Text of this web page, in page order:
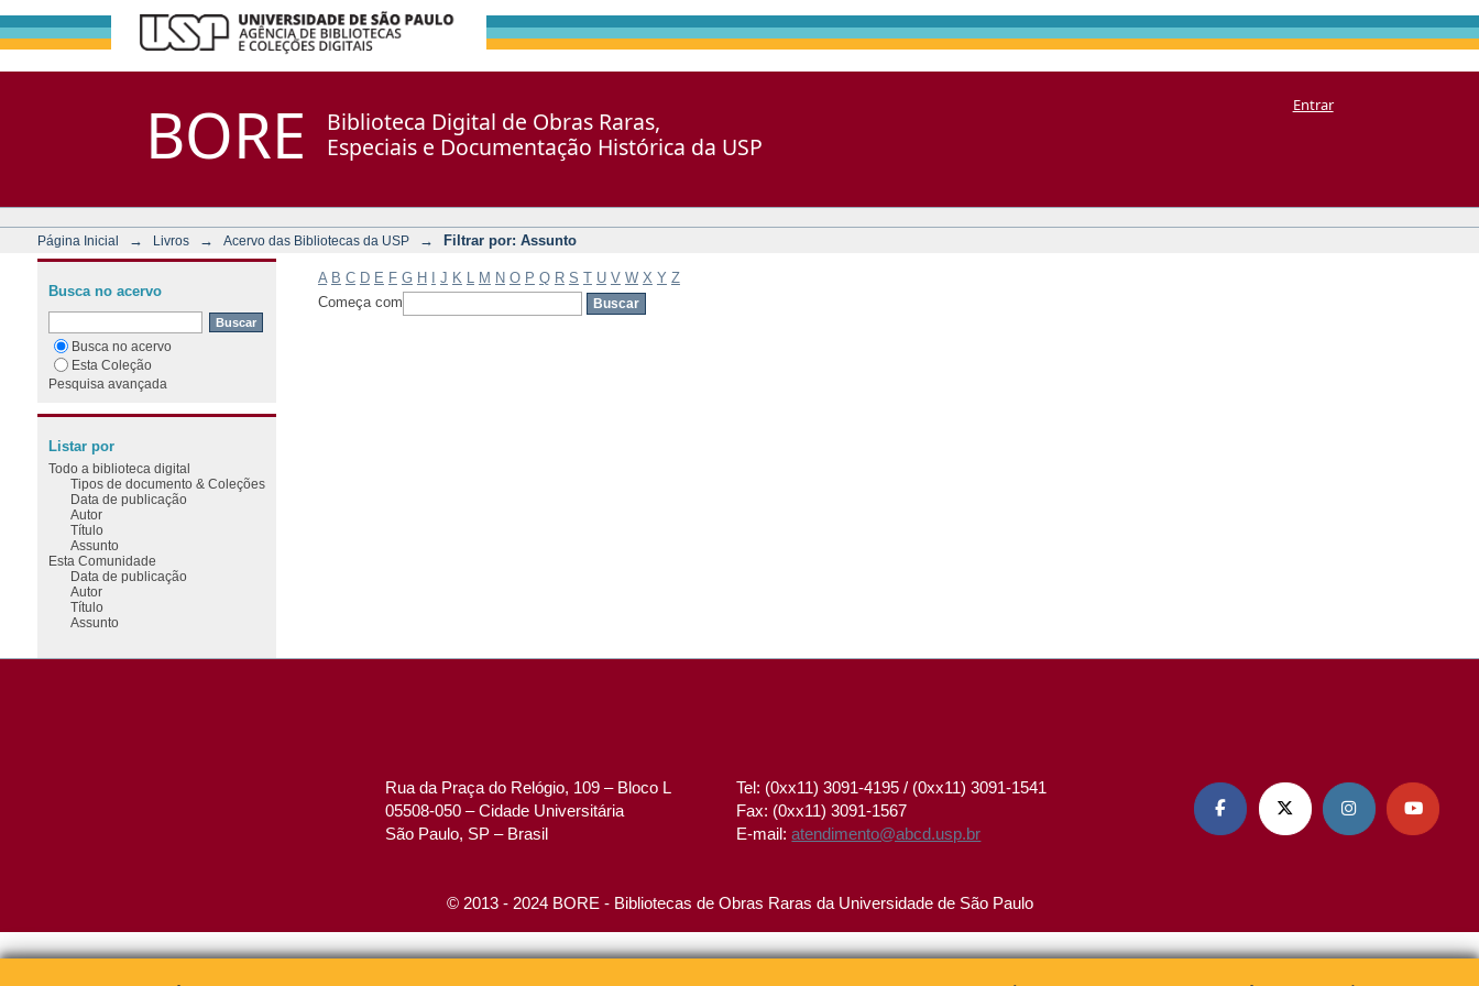
BORE
Biblioteca Digital de Obras Raras,
Especiais e Documentação Histórica da USP
Entrar
Página Inicial → Livros → Acervo das Bibliotecas da USP → Filtrar por: Assunto
A B C D E F G H J K M N O P Q R S T U V W X Y Z
Começa com
Busca no acervo
Busca no acervo
Esta Coleção
Pesquisa avançada
Listar por
Todo a biblioteca digital
Tipos de documento & Coleções
Data de publicação
Autor
Título
Assunto
Esta Comunidade
Data de publicação
Autor
Título
Assunto
Rua da Praça do Relógio, 109 – Bloco L
05508-050 – Cidade Universitária
São Paulo, SP – Brasil
Tel: (0xx11) 3091-4195 / (0xx11) 3091-1541
Fax: (0xx11) 3091-1567
E-mail:atendimento@abcd.usp.br
   
© 2013 - 2024 BORE - Bibliotecas de Obras Raras da Universidade de São Paulo